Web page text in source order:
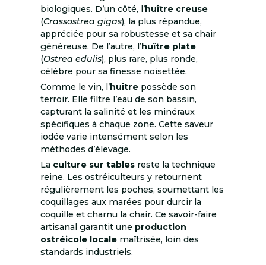
biologiques. D’un côté, l’huître creuse
(Crassostrea gigas), la plus répandue,
appréciée pour sa robustesse et sa chair
généreuse. De l’autre, l’huître plate
(Ostrea edulis), plus rare, plus ronde,
célèbre pour sa finesse noisettée.
Comme le vin, l’huître possède son
terroir. Elle filtre l’eau de son bassin,
capturant la salinité et les minéraux
spécifiques à chaque zone. Cette saveur
iodée varie intensément selon les
méthodes d’élevage.
La culture sur tables reste la technique
reine. Les ostréiculteurs y retournent
régulièrement les poches, soumettant les
coquillages aux marées pour durcir la
coquille et charnu la chair. Ce savoir-faire
artisanal garantit une production
ostréicole locale maîtrisée, loin des
standards industriels.